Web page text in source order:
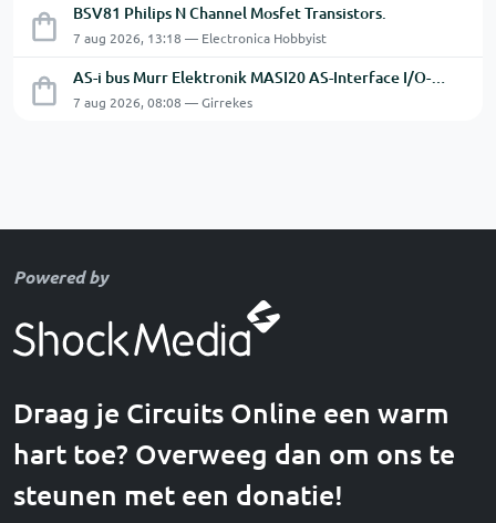
BSV81 Philips N Channel Mosfet Transistors.
7 aug 2026, 13:18 — Electronica Hobbyist
AS-i bus Murr Elektronik MASI20 AS-Interface I/O-module 56440
7 aug 2026, 08:08 — Girrekes
Powered by
Draag je Circuits Online een warm
hart toe? Overweeg dan om ons te
steunen met een donatie!